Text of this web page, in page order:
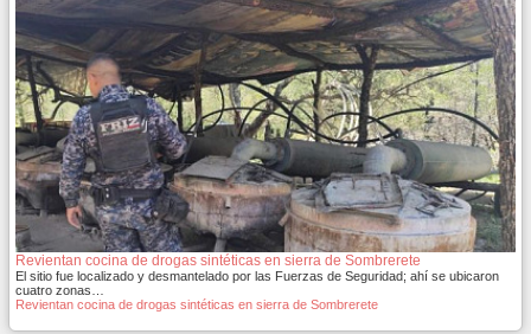
Revientan cocina de drogas sintéticas en sierra de Sombrerete
El sitio fue localizado y desmantelado por las Fuerzas de Seguridad; ahí se ubicaron
cuatro zonas…
Revientan cocina de drogas sintéticas en sierra de Sombrerete